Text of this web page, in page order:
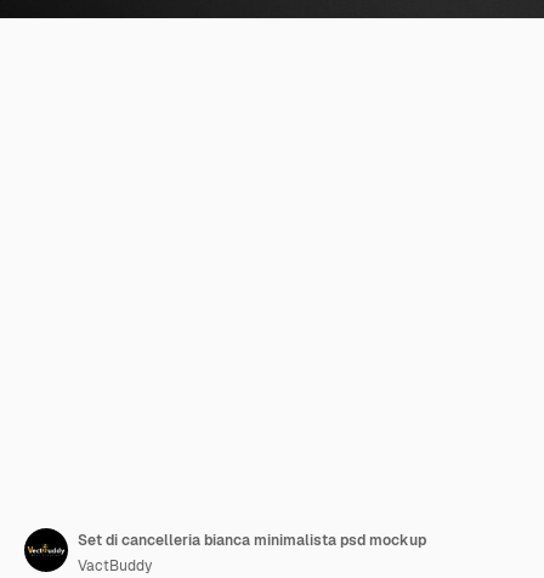
Set di cancelleria bianca minimalista psd mockup
VactBuddy